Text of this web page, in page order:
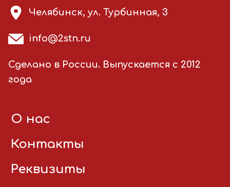
Челябинск, ул. Турбинная, 3
info@2stn.ru
Сделано в России. Выпускается с 2012
года
О нас
Контакты
Реквизиты